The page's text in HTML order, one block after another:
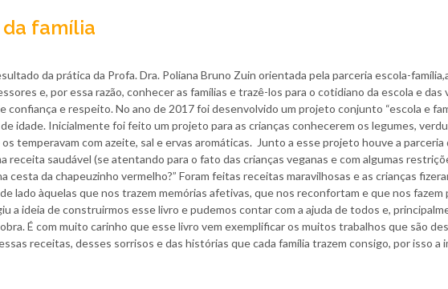
família
da prática da Profa. Dra. Poliana Bruno Zuin orientada pela parceria escola-
e, por essa razão, conhecer as famílias e trazê-los para o cotidiano da escola e
confiança e respeito. No ano de 2017 foi desenvolvido um projeto conjunto “escola e
idade. Inicialmente foi feito um projeto para as crianças conhecerem os legumes,
temperavam com azeite, sal e ervas aromáticas. Junto a esse projeto houve a parceria
receita saudável (se atentando para o fato das crianças veganas e com algumas
cesta da chapeuzinho vermelho?” Foram feitas receitas maravilhosas e as crianças
lado àquelas que nos trazem memórias afetivas, que nos reconfortam e que nos fazem
a ideia de construirmos esse livro e pudemos contar com a ajuda de todos e,
É com muito carinho que esse livro vem exemplificar os muitos trabalhos que são
receitas, desses sorrisos e das histórias que cada família trazem consigo, por isso a